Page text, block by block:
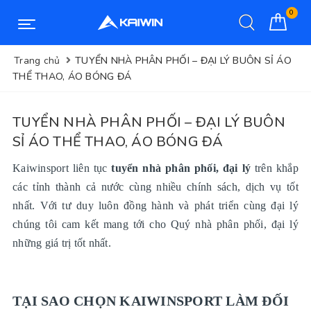
0
Trang chủ
TUYỂN NHÀ PHÂN PHỐI – ĐẠI LÝ BUÔN SỈ ÁO
THỂ THAO, ÁO BÓNG ĐÁ
TUYỂN NHÀ PHÂN PHỐI – ĐẠI LÝ BUÔN
SỈ ÁO THỂ THAO, ÁO BÓNG ĐÁ
Kaiwinsport liên tụctuyển nhà phân phối, đại lý trên khắp
các tỉnh thành cả nước cùng nhiều chính sách, dịch vụ tốt
nhất. Với tư duy luôn đồng hành và phát triển cùng đại lý
chúng tôi cam kết mang tới cho Quý nhà phân phối, đại lý
những giá trị tốt nhất.
TẠI SAO CHỌN KAIWINSPORT LÀM ĐỐI